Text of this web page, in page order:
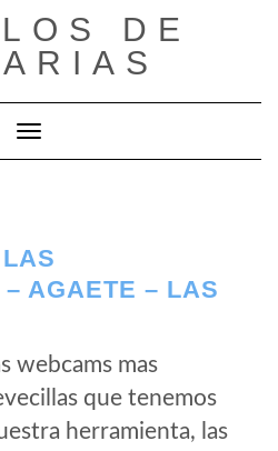
DE
Cambiar modo de navegación
AGAETE – LAS
webcams mas
que tenemos
herramienta, las